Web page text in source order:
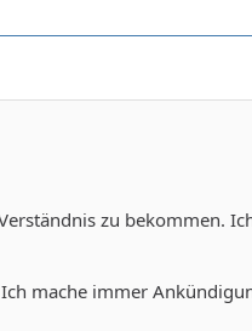
zu bekommen.
mache immer